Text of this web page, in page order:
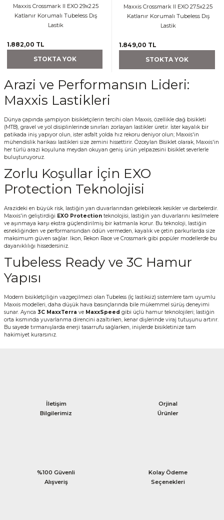
Maxxis Crossmark II EXO 29x2.25
Katlanır Korumalı Tubeless Dış
Lastik
1.882,00 TL
STOKTA YOK
Maxxis Crossmark II EXO 27.5x2.25
Katlanır Korumalı Tubeless Dış
Lastik
1.849,00 TL
STOKTA YOK
Arazi ve Performansın Lideri:
Maxxis Lastikleri
Dünya çapında şampiyon bisikletçilerin tercihi olan Maxxis, özellikle dağ bisikleti
(MTB), gravel ve yol disiplinlerinde sınırları zorlayan lastikler üretir. İster kayalık bir
patikada iniş yapıyor olun, ister asfalt yolda hız rekoru deniyor olun; Maxxis'in
mühendislik harikası lastikleri size zemini hissettirir. Özceylan Bisiklet olarak, Maxxis'in
her türlü arazi koşuluna meydan okuyan geniş ürün yelpazesini bisiklet severlerle
buluşturuyoruz.
Zorlu Koşullar İçin EXO
Protection Teknolojisi
Arazideki en büyük risk, lastiğin yan duvarlarından gelebilecek kesikler ve darbelerdir.
Maxxis'in geliştirdiği EXO Protection teknolojisi, lastiğin yan duvarlarını kesilmelere
ve aşınmaya karşı ekstra güçlendirilmiş bir katmanla korur. Bu teknoloji, lastiğin
esnekliğinden ve performansından ödün vermeden, kayalık ve çetin parkurlarda size
maksimum güven sağlar. Ikon, Rekon Race ve Crossmark gibi popüler modellerde bu
dayanıklılığı hissedersiniz.
Tubeless Ready ve 3C Hamur
Yapısı
Modern bisikletçiliğin vazgeçilmezi olan Tubeless (İç lastiksiz) sistemlere tam uyumlu
Maxxis modelleri, daha düşük hava basınçlarında bile mükemmel sürüş deneyimi
sunar. Ayrıca 3C MaxxTerra ve MaxxSpeed gibi üçlü hamur teknolojileri; lastiğin
orta kısmında yuvarlanma direncini azaltırken, kenar dişlerinde viraj tutuşunu artırır.
Bu sayede tırmanışlarda enerji tasarrufu sağlarken, inişlerde bisikletinize tam
hakimiyet kurarsınız.
İletişim
Bilgilerimiz
Orjinal
Ürünler
%100 Güvenli
Alışveriş
Kolay Ödeme
Seçenekleri